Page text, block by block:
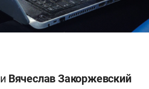
Вячеслав Закоржевский